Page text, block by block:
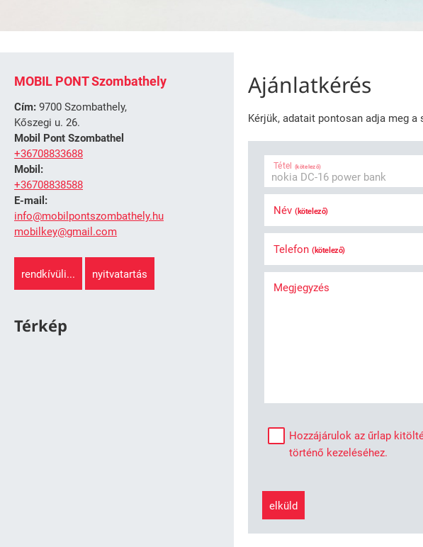
MOBIL PONT Szombathely
Cím: 9700 Szombathely,
Kőszegi u. 26.
Mobil Pont Szombathel
+36708833688
Mobil:
+36708838588
E-mail:
info@mobilpontszombathely.hu
mobilkey@gmail.com
rendkívüli... nyitvatartás
Térkép
Ajánlatkérés
Kérjük, adatait pontosan adja meg
Tétel (kötelező)
Név (kötelező)
Telefon (kötelező)
Megjegyzés
Hozzájárulok az űrlap
történő kezeléséhez.
elküld